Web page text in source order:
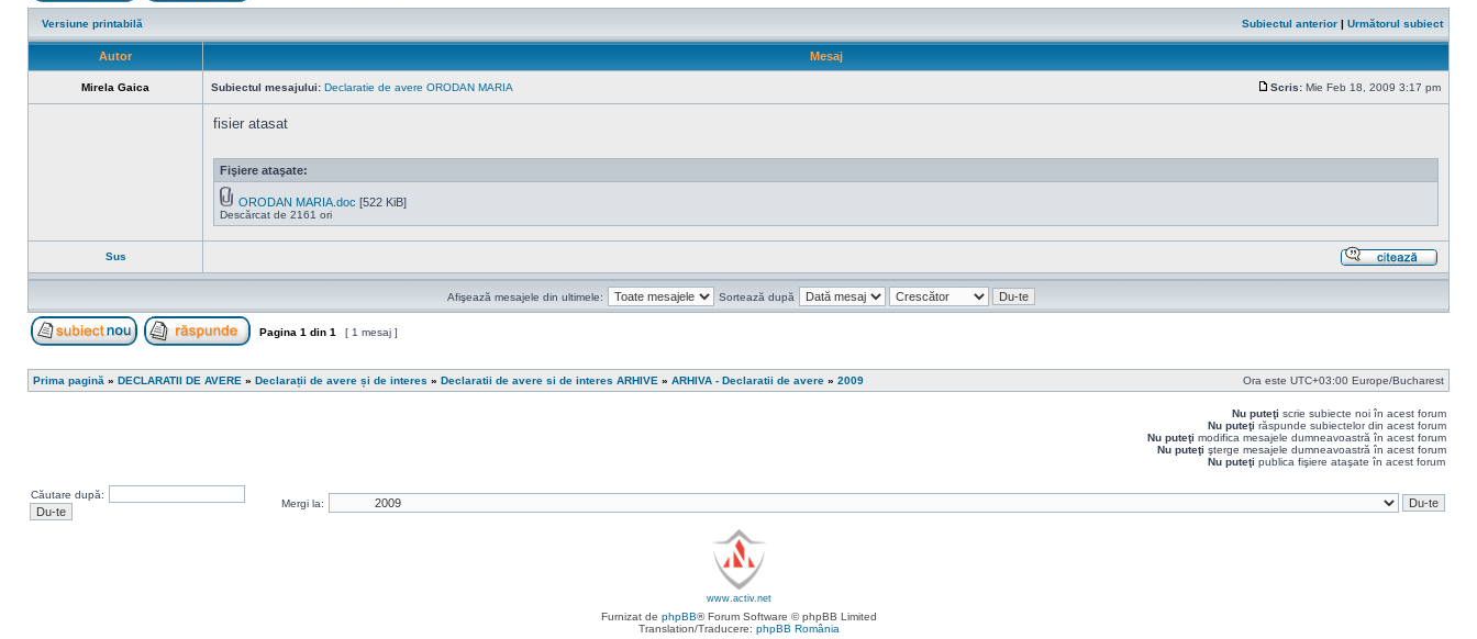
Scrie un subiect nou Răspunde la subiect
Versiune printabilă Subiectul anterior | Următorul subiect
Autor Mesaj
Mirela Gaica Subiectul mesajului: Declaratie de avere ORODAN MARIA
Scris: Mie Feb 18, 2009 3:17 pm
fisier atasat
Fişiere ataşate:
ORODAN MARIA.doc [522 KiB]
Descărcat de 2161 ori
Sus
cu
Afişează mesajele din ultimele: Sortează după
Pagina 1 din 1 [ 1 mesaj ]
Prima pagină » DECLARATII DE AVERE » Declarații de avere și de interes » Declaratii de avere si de interes ARHIVE » ARHIVA - Declaratii de avere » 2009 Ora este UTC+03:00 Europe/Bucharest
Nu puteţi scrie subiecte noi în acest forum
Nu puteţi răspunde subiectelor din acest forum
Nu puteţi modifica mesajele dumneavoastră în acest forum
Nu puteţi şterge mesajele dumneavoastră în acest forum
Nu puteţi publica fişiere ataşate în acest forum
Căutare după:
Mergi la:
www.activ.net
Furnizat de phpBB® Forum Software © phpBB Limited
Translation/Traducere: phpBB România